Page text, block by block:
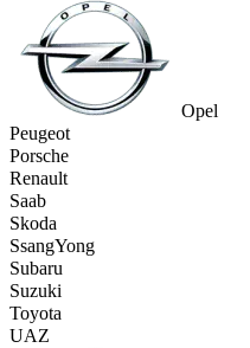
Opel
Peugeot
Porsche
Renault
Saab
Skoda
SsangYong
Subaru
Suzuki
Toyota
UAZ